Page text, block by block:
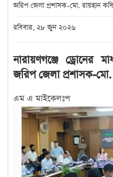
জরিপ জেলা প্রশাসক-মো. রায়হান
রবিবার, ২৮ জুন ২০২৬
নারায়ণগঞ্জে ড্রোনের
জরিপ জেলা প্রশাসক-মো.
এম এ মাইকেলঃপ